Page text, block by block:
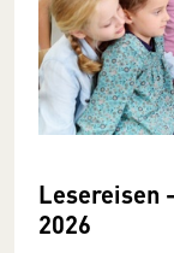
Lesereisen
2026